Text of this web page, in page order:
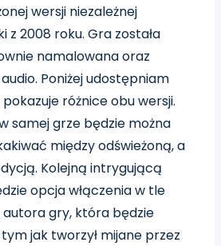
wersji niezależnej
z 2008 roku. Gra została
namalowana oraz
Poniżej udostępniam
różnice obu wersji.
samej grze będzie można
między odświeżoną, a
Kolejną intrygującą
opcja włączenia w tle
gry, która będzie
jak tworzył mijane przez